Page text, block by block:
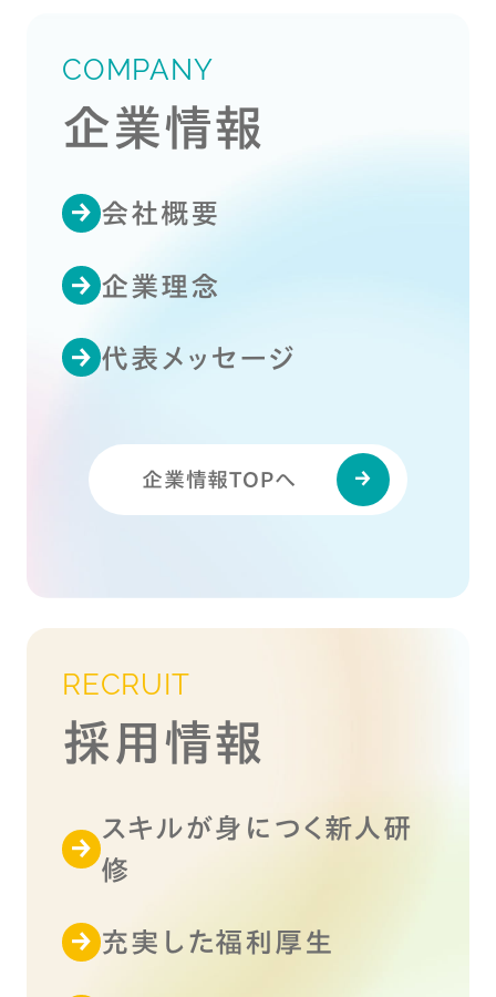
COMPANY
企業情報
会社概要
企業理念
代表メッセージ
企業情報TOPへ
RECRUIT
採用情報
スキルが身につく新人研
修
充実した福利厚生